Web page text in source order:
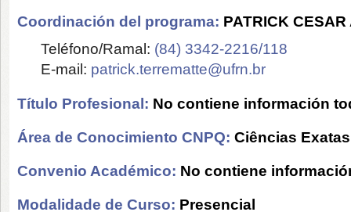
Coordinación del programa: PATRICK
Teléfono/Ramal: (84) 3342-2216/118
E-mail: patrick.terrematte@ufrn.br
Título Profesional: No contiene información
Área de Conocimiento CNPQ: Ciências
Convenio Académico: No contiene
Modalidade de Curso: Presencial